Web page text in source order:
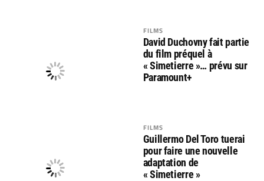
FILMS
David Duchovny fait partie
du film préquel à
« Simetierre »… prévu sur
Paramount+
FILMS
Guillermo Del Toro tuerai
pour faire une nouvelle
adaptation de
« Simetierre »